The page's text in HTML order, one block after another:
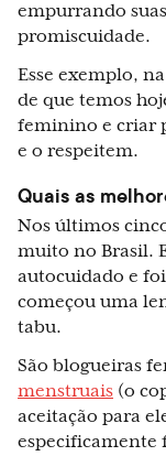
empurrando
promiscuidade.
Esse exemplo,
de que temos
feminino e criar
e o respeitem.
Quais as
Nos últimos
muito no Brasil.
autocuidado e
começou uma
tabu.
São blogueiras
menstruais (o
aceitação para
especificamente